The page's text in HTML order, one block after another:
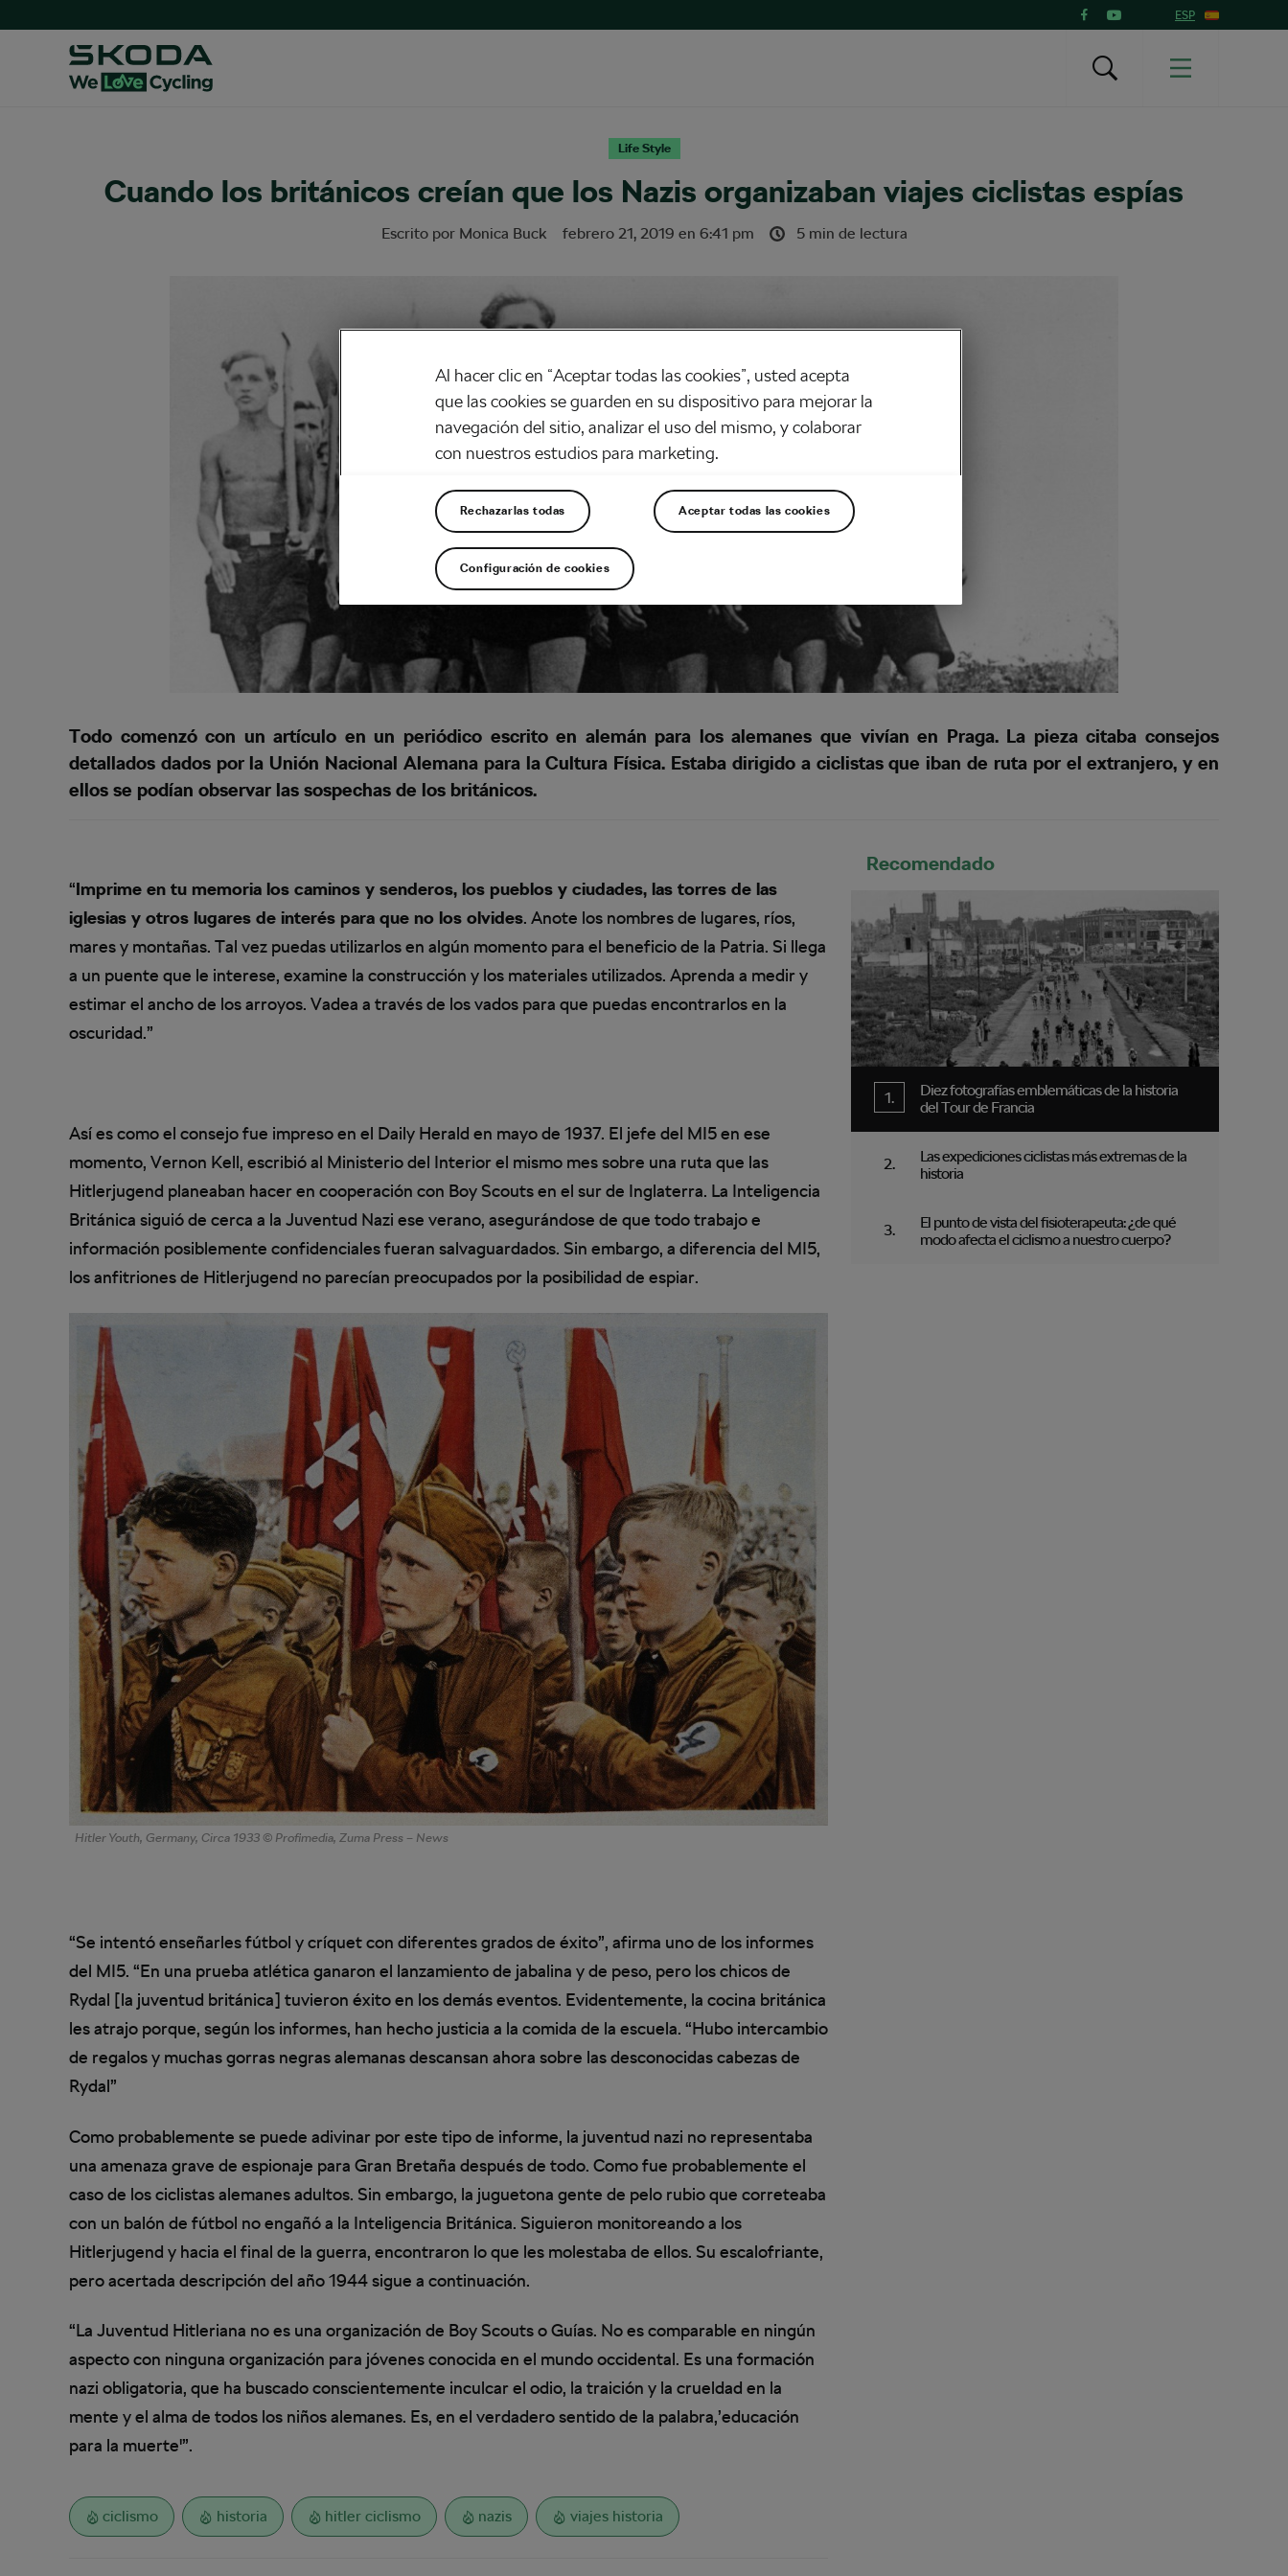
ESP
Life Style
Cuando los británicos creían que los Nazis organizaban viajes ciclistas espías
Escrito por Monica Buck febrero 21, 2019 en 6:41 pm 5 min de lectura
Todo comenzó con un artículo en un periódico escrito en alemán para los alemanes que vivían en Praga. La pieza citaba consejos
detallados dados por la Unión Nacional Alemana para la Cultura Física. Estaba dirigido a ciclistas que iban de ruta por el extranjero, y en
ellos se podían observar las sospechas de los británicos.
“Imprime en tu memoria los caminos y senderos, los pueblos y ciudades, las torres de las
iglesias y otros lugares de interés para que no los olvides. Anote los nombres de lugares, ríos,
mares y montañas. Tal vez puedas utilizarlos en algún momento para el beneficio de la Patria. Si llega
a un puente que le interese, examine la construcción y los materiales utilizados. Aprenda a medir y
estimar el ancho de los arroyos. Vadea a través de los vados para que puedas encontrarlos en la
oscuridad.”
Así es como el consejo fue impreso en el Daily Herald en mayo de 1937. El jefe del MI5 en ese
momento, Vernon Kell, escribió al Ministerio del Interior el mismo mes sobre una ruta que las
Hitlerjugend planeaban hacer en cooperación con Boy Scouts en el sur de Inglaterra. La Inteligencia
Británica siguió de cerca a la Juventud Nazi ese verano, asegurándose de que todo trabajo e
información posiblemente confidenciales fueran salvaguardados. Sin embargo, a diferencia del MI5,
los anfitriones de Hitlerjugend no parecían preocupados por la posibilidad de espiar.
Hitler Youth, Germany, Circa 1933 © Profimedia, Zuma Press – News
“Se intentó enseñarles fútbol y críquet con diferentes grados de éxito”, afirma uno de los informes
del MI5. “En una prueba atlética ganaron el lanzamiento de jabalina y de peso, pero los chicos de
Rydal [la juventud británica] tuvieron éxito en los demás eventos. Evidentemente, la cocina británica
les atrajo porque, según los informes, han hecho justicia a la comida de la escuela. “Hubo intercambio
de regalos y muchas gorras negras alemanas descansan ahora sobre las desconocidas cabezas de
Rydal”
Como probablemente se puede adivinar por este tipo de informe, la juventud nazi no representaba
una amenaza grave de espionaje para Gran Bretaña después de todo. Como fue probablemente el
caso de los ciclistas alemanes adultos. Sin embargo, la juguetona gente de pelo rubio que correteaba
con un balón de fútbol no engañó a la Inteligencia Británica. Siguieron monitoreando a los
Hitlerjugend y hacia el final de la guerra, encontraron lo que les molestaba de ellos. Su escalofriante,
pero acertada descripción del año 1944 sigue a continuación.
“La Juventud Hitleriana no es una organización de Boy Scouts o Guías. No es comparable en ningún
aspecto con ninguna organización para jóvenes conocida en el mundo occidental. Es una formación
nazi obligatoria, que ha buscado conscientemente inculcar el odio, la traición y la crueldad en la
mente y el alma de todos los niños alemanes. Es, en el verdadero sentido de la palabra,’educación
para la muerte'”.
ciclismo historia hitler ciclismo nazis viajes historia
Recomendado
Diez fotografías emblemáticas de la historia
del Tour de Francia
Las expediciones ciclistas más extremas de la
historia
El punto de vista del fisioterapeuta: ¿de qué
modo afecta el ciclismo a nuestro cuerpo?
Al hacer clic en “Aceptar todas las cookies”, usted acepta
que las cookies se guarden en su dispositivo para mejorar la
navegación del sitio, analizar el uso del mismo, y colaborar
con nuestros estudios para marketing.
Rechazarlas todas Aceptar todas las cookies
Configuración de cookies